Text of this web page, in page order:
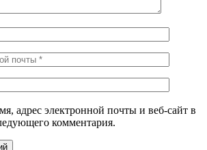
адрес электронной почты и веб-сайт в
комментария.